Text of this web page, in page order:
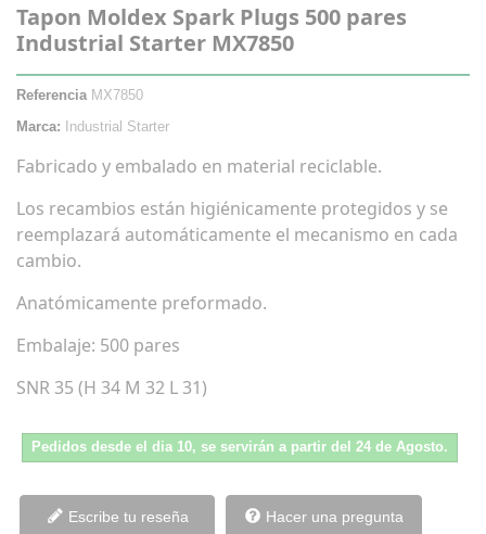
Tapon Moldex Spark Plugs 500 pares
Industrial Starter MX7850
Referencia MX7850
Marca:
Industrial Starter
Fabricado y embalado en material reciclable.
Los recambios están higiénicamente protegidos y se
reemplazará automáticamente el mecanismo en cada
cambio.
Anatómicamente preformado.
Embalaje: 500 pares
SNR 35 (H 34 M 32 L 31)
Pedidos desde el dia 10, se servirán a partir del 24 de Agosto.
Escribe tu reseña Hacer una pregunta